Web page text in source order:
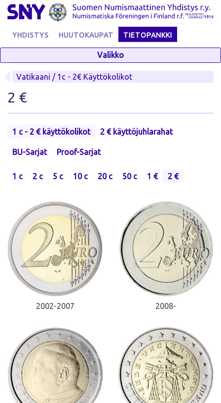
Skip
YHDISTYS HUUTOKAUPAT TIETOPANKKI
Valikko
Vatikaani / 1c - 2€ Käyttökolikot
2 €
1 c - 2 € käyttökolikot 2 € käyttöjuhlarahat
BU-Sarjat Proof-Sarjat
1 c 2 c 5 c 10 c 20 c 50 c 1 € 2 €
2002-2007 2008-